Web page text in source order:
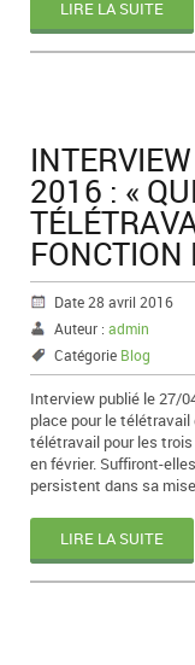
LIRE LA SUITE
2016 : «
FONCTION
Date 28 avril 2016
Auteur : admin
Catégorie Blog
Interview publié le 27/
place pour le
télétravail pour les
en février. Suffiront-
persistent dans sa
LIRE LA SUITE